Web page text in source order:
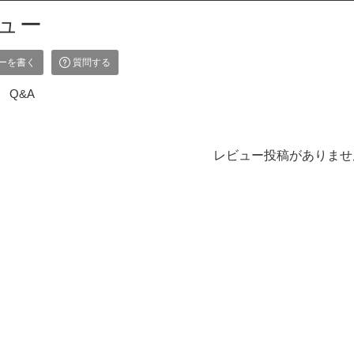
ー
を書く 質問する
Q&A
レビュー投稿がありま